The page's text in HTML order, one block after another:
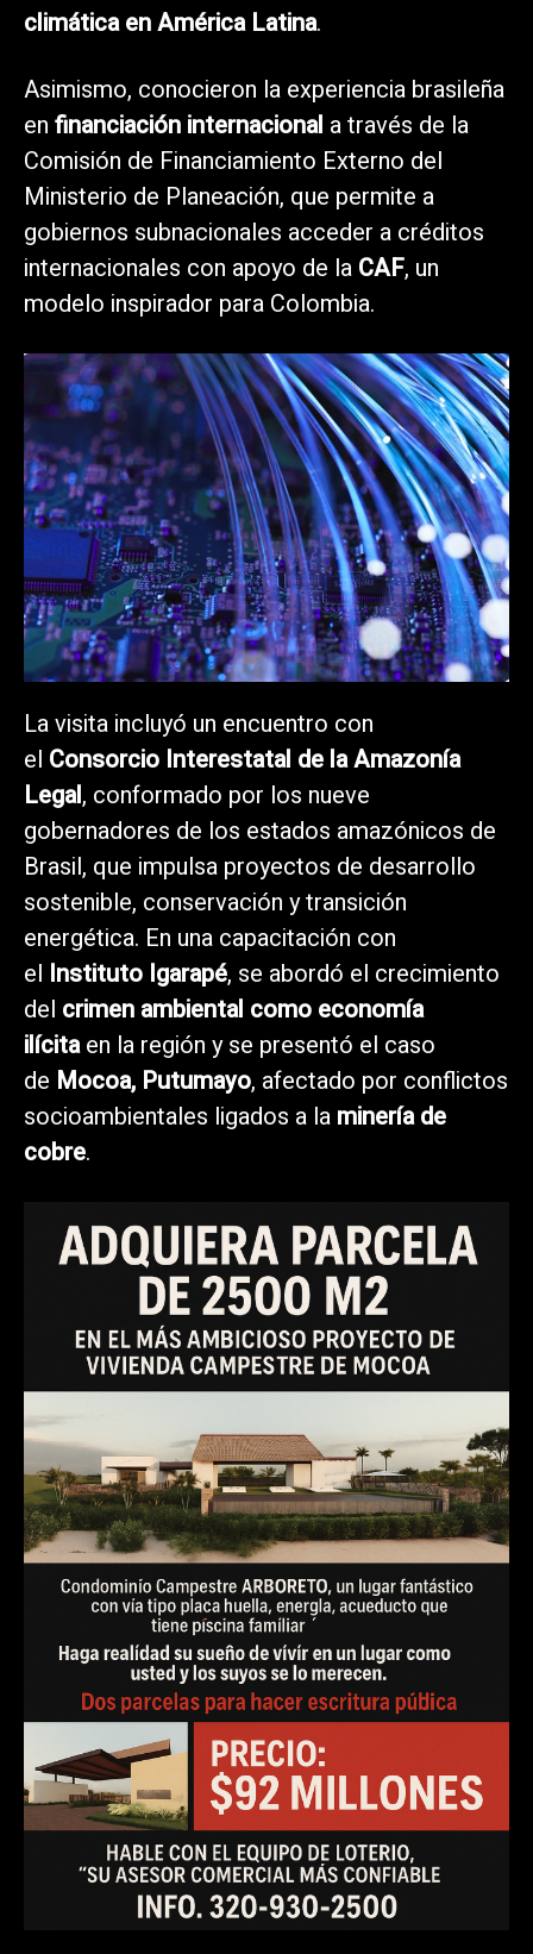
climática en América Latina.
Asimismo, conocieron la experiencia brasileña
en financiación internacional a través de la
Comisión de Financiamiento Externo del
Ministerio de Planeación, que permite a
gobiernos subnacionales acceder a créditos
internacionales con apoyo de la CAF, un
modelo inspirador para Colombia.
La visita incluyó un encuentro con
el Consorcio Interestatal de la Amazonía
Legal, conformado por los nueve
gobernadores de los estados amazónicos de
Brasil, que impulsa proyectos de desarrollo
sostenible, conservación y transición
energética. En una capacitación con
el Instituto Igarapé, se abordó el crecimiento
del crimen ambiental como economía
ilícitaen la región y se presentó el caso
de Mocoa, Putumayo, afectado por conflictos
socioambientales ligados a la minería de
cobre.